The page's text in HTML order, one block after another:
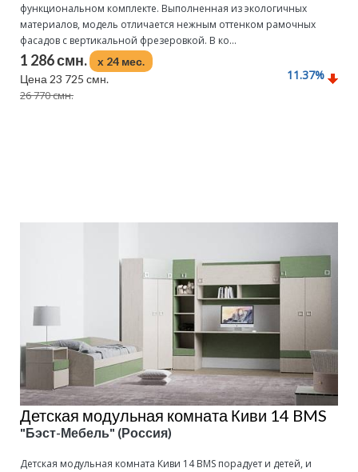
функциональном комплекте. Выполненная из экологичных
материалов, модель отличается нежным оттенком рамочных
фасадов с вертикальной фрезеровкой. В ко...
1 286 смн.
x 24 мес.
Цена 23 725 смн.
26 770 смн.
11.37%
Детская модульная комната Киви 14 BMS
"Бэст-Мебель" (Россия)
Детская модульная комната Киви 14 BMS порадует и детей, и